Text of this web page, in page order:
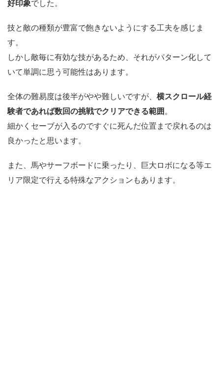
好印象でした。
技と敵の種類が豊富で飽きないようにする工夫を感じま
す。
しかし敵毎に有効な技があるため、それがパターン化して
いて単調に思う可能性はあります。
全体の難易度は後半がやや難しいですが、 横スクロール経
験者であれば数回の挑戦でクリアできる範囲。
細かくセーブが入るのですぐに死んだ位置まで戻れるのは
良かったと思います。
また、馬やサーフボードに乗ったり、巨大ロボになる等エ
リア限定で行える特殊なアクションもあります。